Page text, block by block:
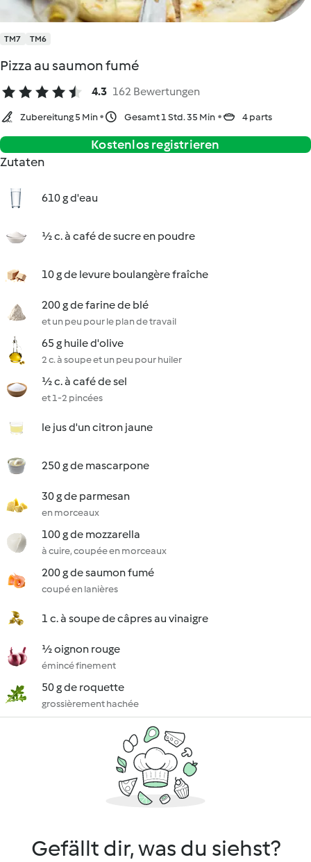
TM7 TM6
Pizza au saumon fumé
4.3 162 Bewertungen
Zubereitung 5 Min Gesamt 1 Std. 35 Min 4 parts
Kostenlos registrieren
Zutaten
610 g d'eau
½ c. à café de sucre en poudre
10 g de levure boulangère fraîche
200 g de farine de blé
et un peu pour le plan de travail
65 g huile d'olive
2 c. à soupe et un peu pour huiler
½ c. à café de sel
et 1-2 pincées
le jus d'un citron jaune
250 g de mascarpone
30 g de parmesan
en morceaux
100 g de mozzarella
à cuire, coupée en morceaux
200 g de saumon fumé
coupé en lanières
1 c. à soupe de câpres au vinaigre
½ oignon rouge
émincé finement
50 g de roquette
grossièrement hachée
Gefällt dir, was du siehst?